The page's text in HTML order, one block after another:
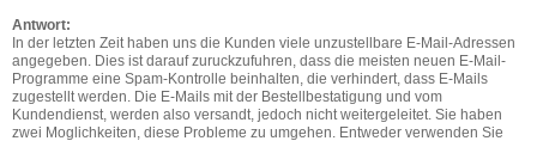
Antwort:
In der letzten Zeit haben uns die Kunden viele unzustellbare E-Mail-Adressen
angegeben. Dies ist darauf zuruckzufuhren, dass die meisten neuen E-Mail-
Programme eine Spam-Kontrolle beinhalten, die verhindert, dass E-Mails
zugestellt werden. Die E-Mails mit der Bestellbestatigung und vom
Kundendienst, werden also versandt, jedoch nicht weitergeleitet. Sie haben
zwei Moglichkeiten, diese Probleme zu umgehen. Entweder verwenden Sie